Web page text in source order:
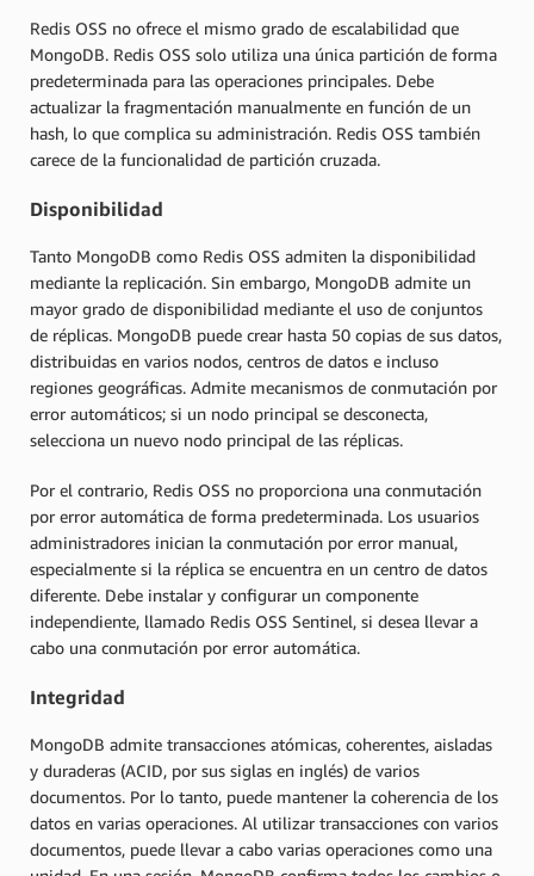
Redis OSS no ofrece el mismo grado de escalabilidad que
MongoDB. Redis OSS solo utiliza una única partición de forma
predeterminada para las operaciones principales. Debe
actualizar la fragmentación manualmente en función de un
hash, lo que complica su administración. Redis OSS también
carece de la funcionalidad de partición cruzada.
Disponibilidad
Tanto MongoDB como Redis OSS admiten la disponibilidad
mediante la replicación. Sin embargo, MongoDB admite un
mayor grado de disponibilidad mediante el uso de conjuntos
de réplicas. MongoDB puede crear hasta 50 copias de sus datos,
distribuidas en varios nodos, centros de datos e incluso
regiones geográficas. Admite mecanismos de conmutación por
error automáticos; si un nodo principal se desconecta,
selecciona un nuevo nodo principal de las réplicas.
Por el contrario, Redis OSS no proporciona una conmutación
por error automática de forma predeterminada. Los usuarios
administradores inician la conmutación por error manual,
especialmente si la réplica se encuentra en un centro de datos
diferente. Debe instalar y configurar un componente
independiente, llamado Redis OSS Sentinel, si desea llevar a
cabo una conmutación por error automática.
Integridad
MongoDB admite transacciones atómicas, coherentes, aisladas
y duraderas (ACID, por sus siglas en inglés) de varios
documentos. Por lo tanto, puede mantener la coherencia de los
datos en varias operaciones. Al utilizar transacciones con varios
documentos, puede llevar a cabo varias operaciones como una